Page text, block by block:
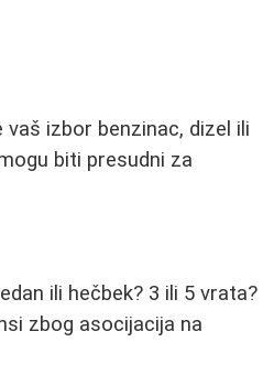
izbor benzinac, dizel ili
biti presudni za
ili hečbek? 3 ili 5 vrata?
zbog asocijacija na